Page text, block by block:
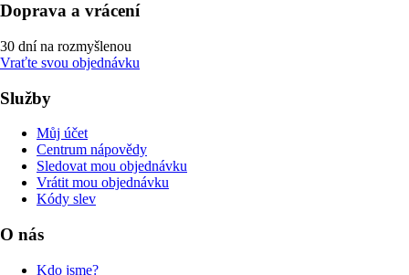
Doprava a vrácení
30 dní na rozmyšlenou
Vraťte svou objednávku
Služby
Můj účet
Centrum nápovědy
Sledovat mou objednávku
Vrátit mou objednávku
Kódy slev
O nás
Kdo jsme?